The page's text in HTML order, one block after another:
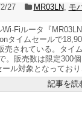
27 MR03LN モ
Wi-Fiルータ『
タイムセールで
売されている。タイ
。販売数は限定300
ール対象となっており
記事を読